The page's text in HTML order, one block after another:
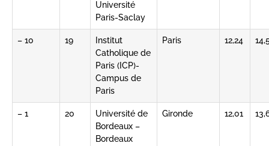
Université
Paris-Saclay
– 10 19
Institut
Catholique de
Paris (ICP)-
Campus de
Paris
Paris 12,24
– 1 20
Université de
Bordeaux –
Bordeaux
Gironde 12,01